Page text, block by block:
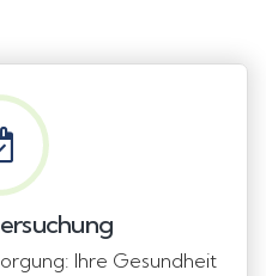
Ihre Gesundheit